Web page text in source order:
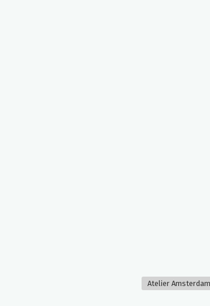
Atelier Amsterdam